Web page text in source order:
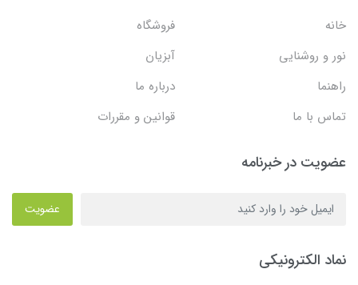
خانه
فروشگاه
نور و روشنایی
آبزیان
راهنما
درباره ما
تماس با ما
قوانین و مقررات
عضویت در خبرنامه
عضویت
نماد الکترونیکی